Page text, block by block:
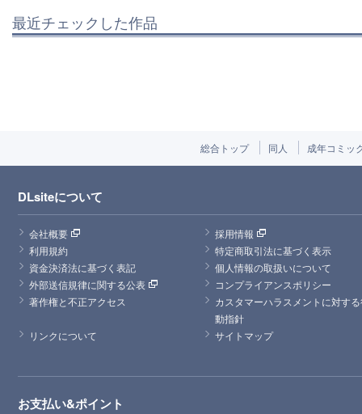
最近チェックした作品
総合トップ 同人 成年コミッ
DLsiteについて
会社概要
採用情報
利用規約
特定商取引法に基づく表示
資金決済法に基づく表記
個人情報の取扱いについて
外部送信規律に関する公表
コンプライアンスポリシー
著作権と不正アクセス
カスタマーハラスメントに対す
動指針
リンクについて
サイトマップ
お支払い&ポイント